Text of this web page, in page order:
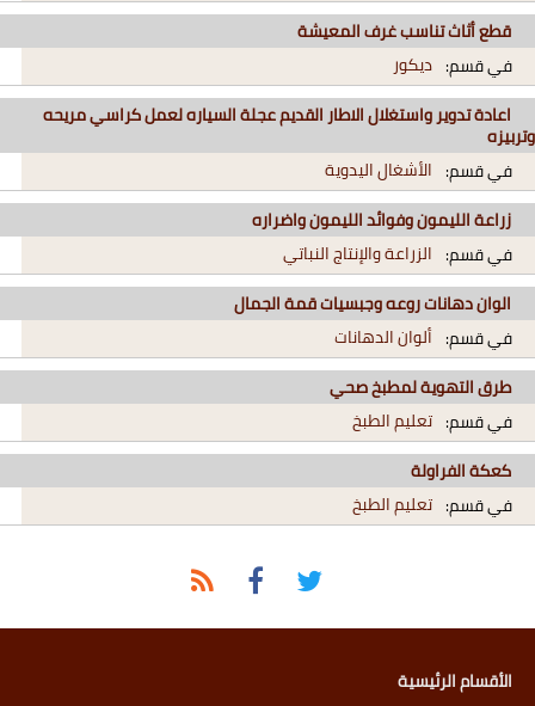
قطع أثاث تناسب غرف المعيشة
في قسم: ديكور
اعادة تدوير واستغلال الاطار القديم عجلة السياره لعمل كراسي مريحه
وتربيزه
في قسم: الأشغال اليدوية
زراعة الليمون وفوائد الليمون واضراره
في قسم: الزراعة والإنتاج النباتي
الوان دهانات روعه وجبسيات قمة الجمال
في قسم: ألوان الدهانات
طرق التهوية لمطبخ صحي
في قسم: تعليم الطبخ
كعكة الفراولة
في قسم: تعليم الطبخ
الأقسام الرئيسية